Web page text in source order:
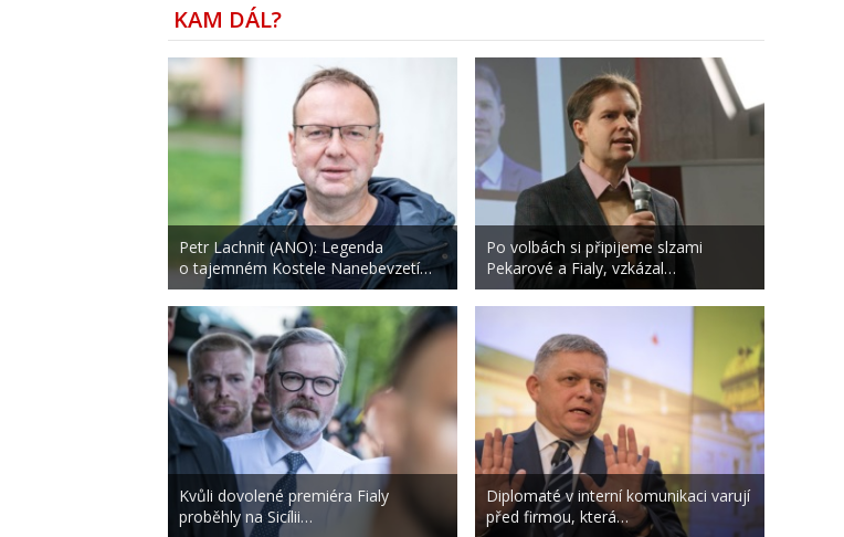
KAM DÁL?
Petr Lachnit (ANO): Legenda
o tajemném Kostele Nanebevzetí…
Kvůli dovolené premiéra Fialy
proběhly na Sicílii…
Po volbách si připijeme slzami
Pekarové a Fialy, vzkázal…
Diplomaté v interní komunikaci varují
před firmou, která…